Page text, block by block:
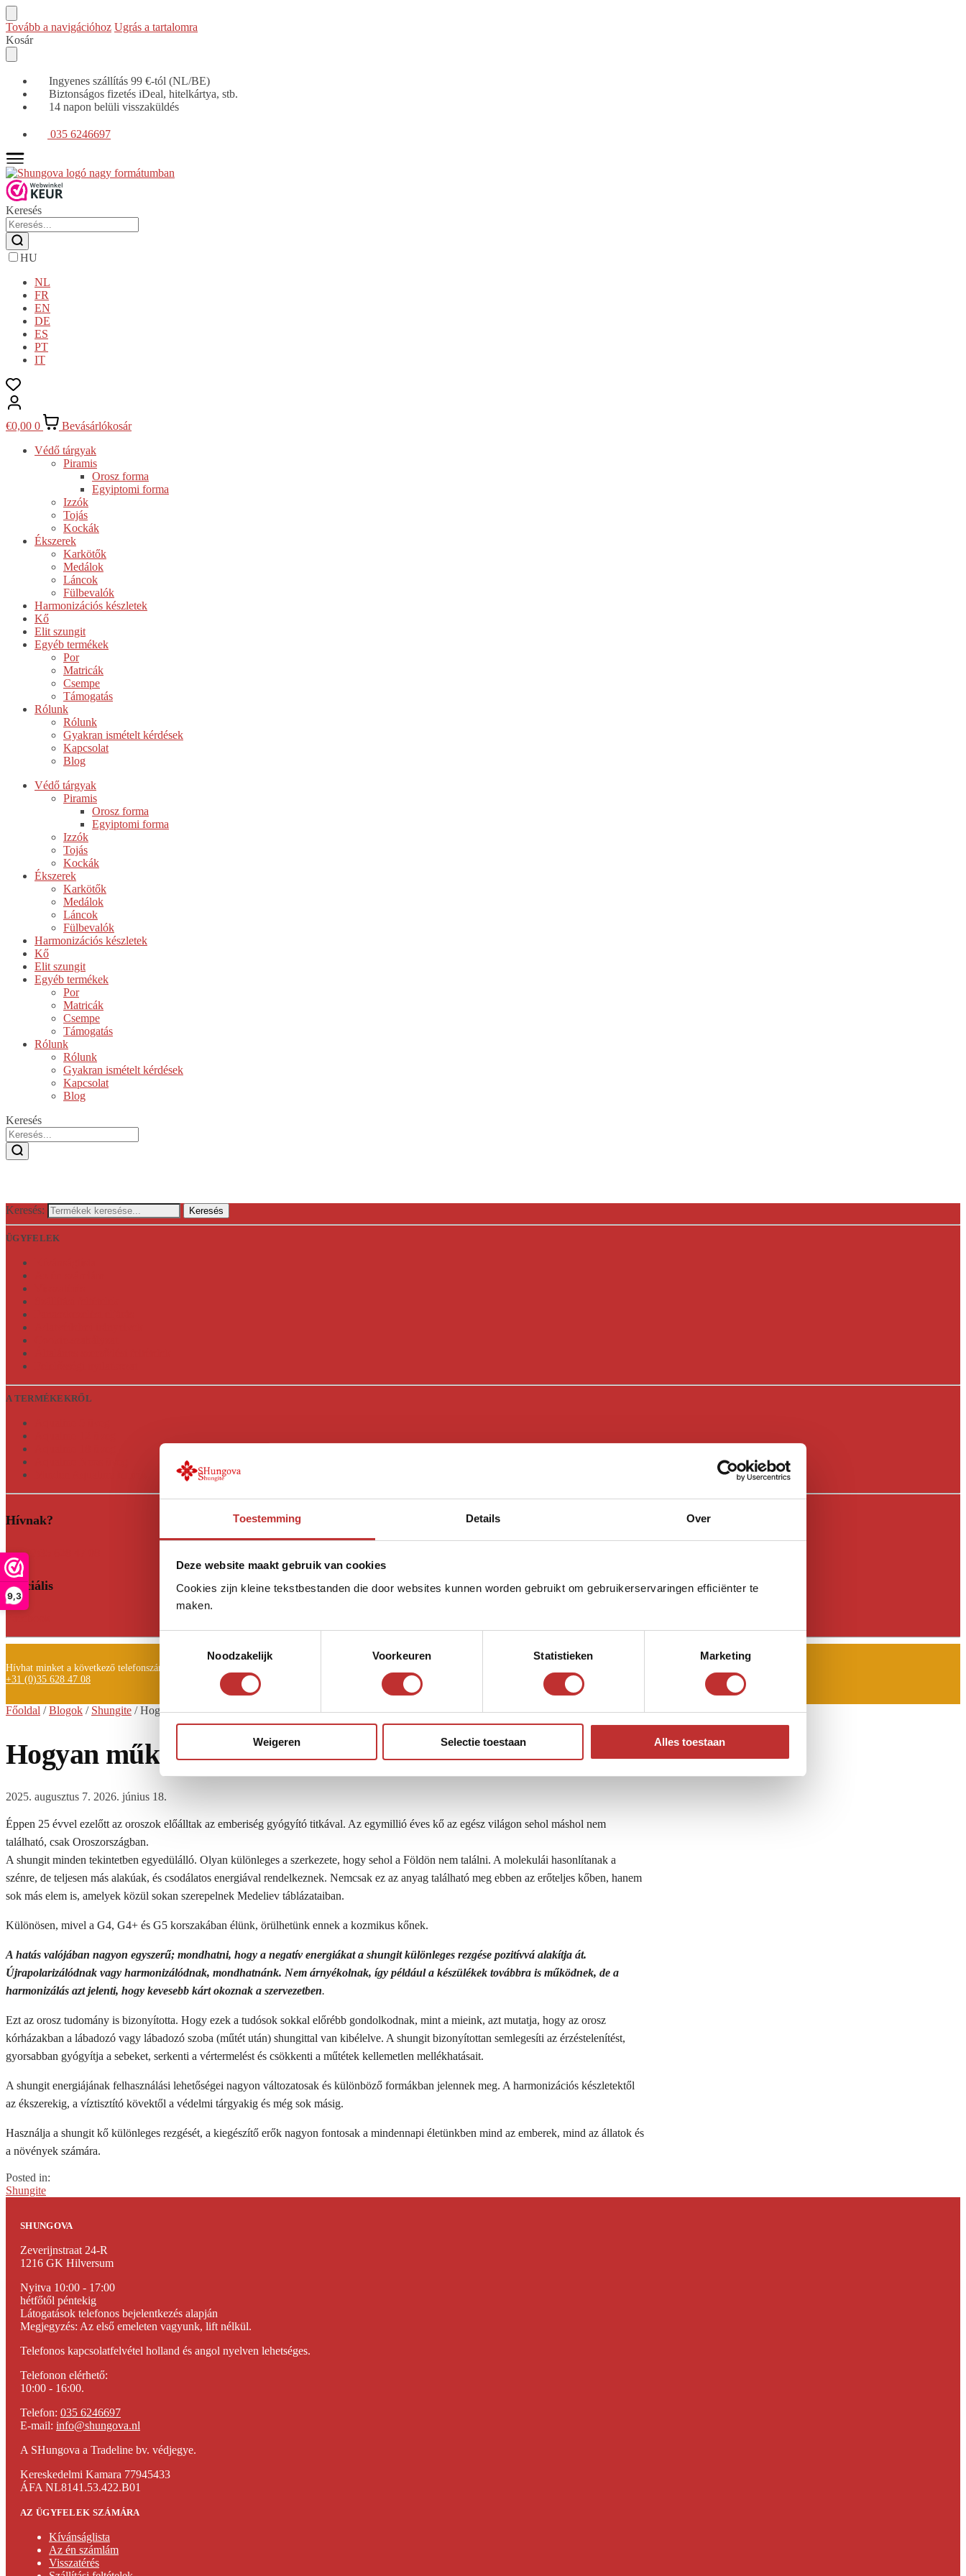
9,3
Toestemming Details Over
Deze website maakt gebruik van cookies
Cookies zijn kleine tekstbestanden die door websites kunnen worden gebruikt om gebruikerservaringen efficiënter te
maken.
Toestemmingsselectie
Noodzakelijk
Voorkeuren Statistieken Marketing
Weigeren Selectie toestaan Alles toestaan
Tovább a navigációhoz Ugrás a tartalomra
Kosár
Ingyenes szállítás 99 €-tól (NL/BE)
Biztonságos fizetés iDeal, hitelkártya, stb.
14 napon belüli visszaküldés
035 6246697
Keresés
HU
NL
FR
EN
DE
ES
PT
IT
€0,00 0
Bevásárlókosár
Védő tárgyak
Piramis
Orosz forma
Egyiptomi forma
Izzók
Tojás
Kockák
Ékszerek
Karkötők
Medálok
Láncok
Fülbevalók
Harmonizációs készletek
Kő
Elit szungit
Egyéb termékek
Por
Matricák
Csempe
Támogatás
Rólunk
Rólunk
Gyakran ismételt kérdések
Kapcsolat
Blog
Védő tárgyak
Piramis
Orosz forma
Egyiptomi forma
Izzók
Tojás
Kockák
Ékszerek
Karkötők
Medálok
Láncok
Fülbevalók
Harmonizációs készletek
Kő
Elit szungit
Egyéb termékek
Por
Matricák
Csempe
Támogatás
Rólunk
Rólunk
Gyakran ismételt kérdések
Kapcsolat
Blog
Keresés
Keresés: Keresés
ÜGYFELEK
A TERMÉKEKRŐL
Hívnak?
+31 (0)35 628 47 08
Szociális
Hívhat minket a következő telefonszámon is:
+31 (0)35 628 47 08
Főoldal /Blogok / Shungite /Hogyan működik a Shungite?
Hogyan működik a Shungite?
2025. augusztus 7. 2026. június 18.
Éppen 25 évvel ezelőtt az oroszok előálltak az emberiség gyógyító titkával. Az egymillió éves kő az egész világon sehol máshol nem
található, csak Oroszországban.
A shungit minden tekintetben egyedülálló. Olyan különleges a szerkezete, hogy sehol a Földön nem találni. A molekulái hasonlítanak a
szénre, de teljesen más alakúak, és csodálatos energiával rendelkeznek. Nemcsak ez az anyag található meg ebben az erőteljes kőben, hanem
sok más elem is, amelyek közül sokan szerepelnek Medeliev táblázataiban.
Különösen, mivel a G4, G4+ és G5 korszakában élünk, örülhetünk ennek a kozmikus kőnek.
A hatás valójában nagyon egyszerű; mondhatni, hogy a negatív energiákat a shungit különleges rezgése pozitívvá alakítja át.
Újrapolarizálódnak vagy harmonizálódnak, mondhatnánk. Nem árnyékolnak, így például a készülékek továbbra is működnek, de a
harmonizálás azt jelenti, hogy kevesebb kárt okoznak a szervezetben.
Ezt az orosz tudomány is bizonyította. Hogy ezek a tudósok sokkal előrébb gondolkodnak, mint a mieink, azt mutatja, hogy az orosz
kórházakban a lábadozó vagy lábadozó szoba (műtét után) shungittal van kibélelve. A shungit bizonyítottan semlegesíti az érzéstelenítést,
gyorsabban gyógyítja a sebeket, serkenti a vértermelést és csökkenti a műtétek kellemetlen mellékhatásait.
A shungit energiájának felhasználási lehetőségei nagyon változatosak és különböző formákban jelennek meg. A harmonizációs készletektől
az ékszerekig, a víztisztító kövektől a védelmi tárgyakig és még sok másig.
Használja a shungit kő különleges rezgését, a kiegészítő erők nagyon fontosak a mindennapi életünkben mind az emberek, mind az állatok és
a növények számára.
Posted in:
Shungite
SHUNGOVA
Zeverijnstraat 24-R
1216 GK Hilversum
Nyitva 10:00 - 17:00
hétfőtől péntekig
Látogatások telefonos bejelentkezés alapján
Megjegyzés: Az első emeleten vagyunk, lift nélkül.
Telefonos kapcsolatfelvétel holland és angol nyelven lehetséges.
Telefonon elérhető:
10:00 - 16:00.
Telefon: 035 6246697
E-mail: info@shungova.nl
A SHungova a Tradeline bv. védjegye.
Kereskedelmi Kamara 77945433
ÁFA NL8141.53.422.B01
AZ ÜGYFELEK SZÁMÁRA
Kívánságlista
Az én számlám
Visszatérés